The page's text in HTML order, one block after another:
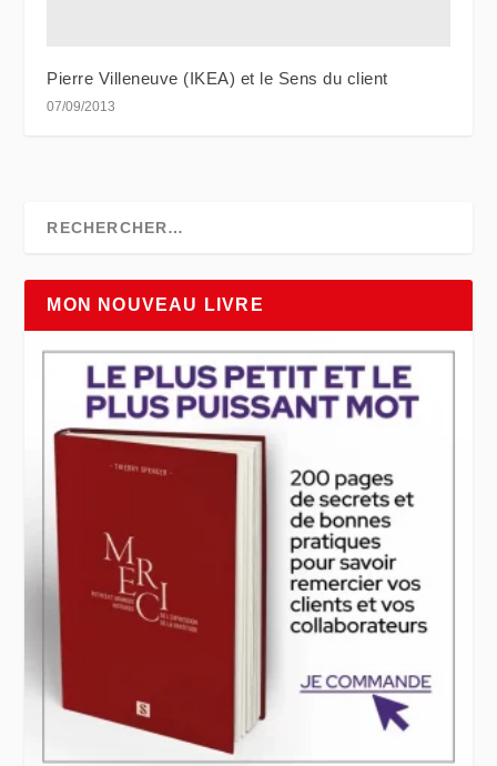
Pierre Villeneuve (IKEA) et le Sens du client
07/09/2013
MON NOUVEAU LIVRE